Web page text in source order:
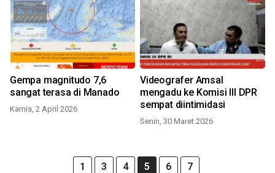
Gempa magnitudo 7,6
sangat terasa di Manado
Kamis, 2 April 2026
Videografer Amsal
mengadu ke Komisi III DPR
sempat diintimidasi
Senin, 30 Maret 2026
1 3 4 5 6 7